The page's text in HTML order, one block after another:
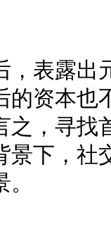
表露出元
的资本
之，寻找
景下，社